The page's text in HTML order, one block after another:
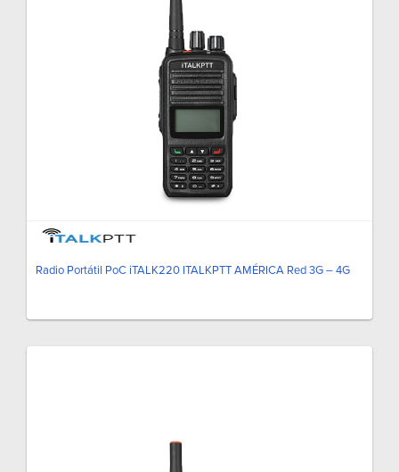
Radio Portátil PoC iTALK220 ITALKPTT AMÉRICA Red 3G – 4G